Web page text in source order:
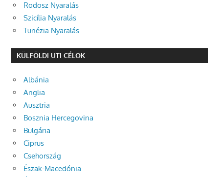
Rodosz Nyaralás
Szicília Nyaralás
Tunézia Nyaralás
KÜLFÖLDI UTI CÉLOK
Albánia
Anglia
Ausztria
Bosznia Hercegovina
Bulgária
Ciprus
Csehország
Észak-Macedónia